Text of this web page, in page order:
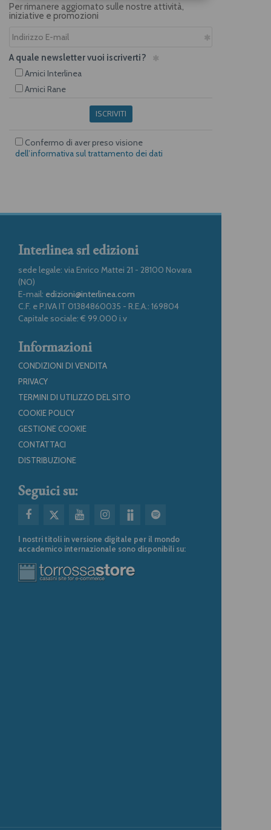
Per rimanere aggiornato sulle nostre attività,
iniziative e promozioni
A quale newsletter vuoi iscriverti?
Amici Interlinea
Amici Rane
ISCRIVITI
Confermo di aver preso visione
dell’informativa sul trattamento dei dati
Interlinea srl edizioni
sede legale: via Enrico Mattei 21 - 28100 Novara
(NO)
E-mail: edizioni@interlinea.com
C.F. e P.IVA IT 01384860035 - R.E.A.: 169804
Capitale sociale: € 99.000 i.v
Informazioni
CONDIZIONI DI VENDITA
PRIVACY
TERMINI DI UTILIZZO DEL SITO
COOKIE POLICY
GESTIONE COOKIE
CONTATTACI
DISTRIBUZIONE
Seguici su:
I nostri titoli in versione digitale per il mondo
accademico internazionale sono disponibili su: